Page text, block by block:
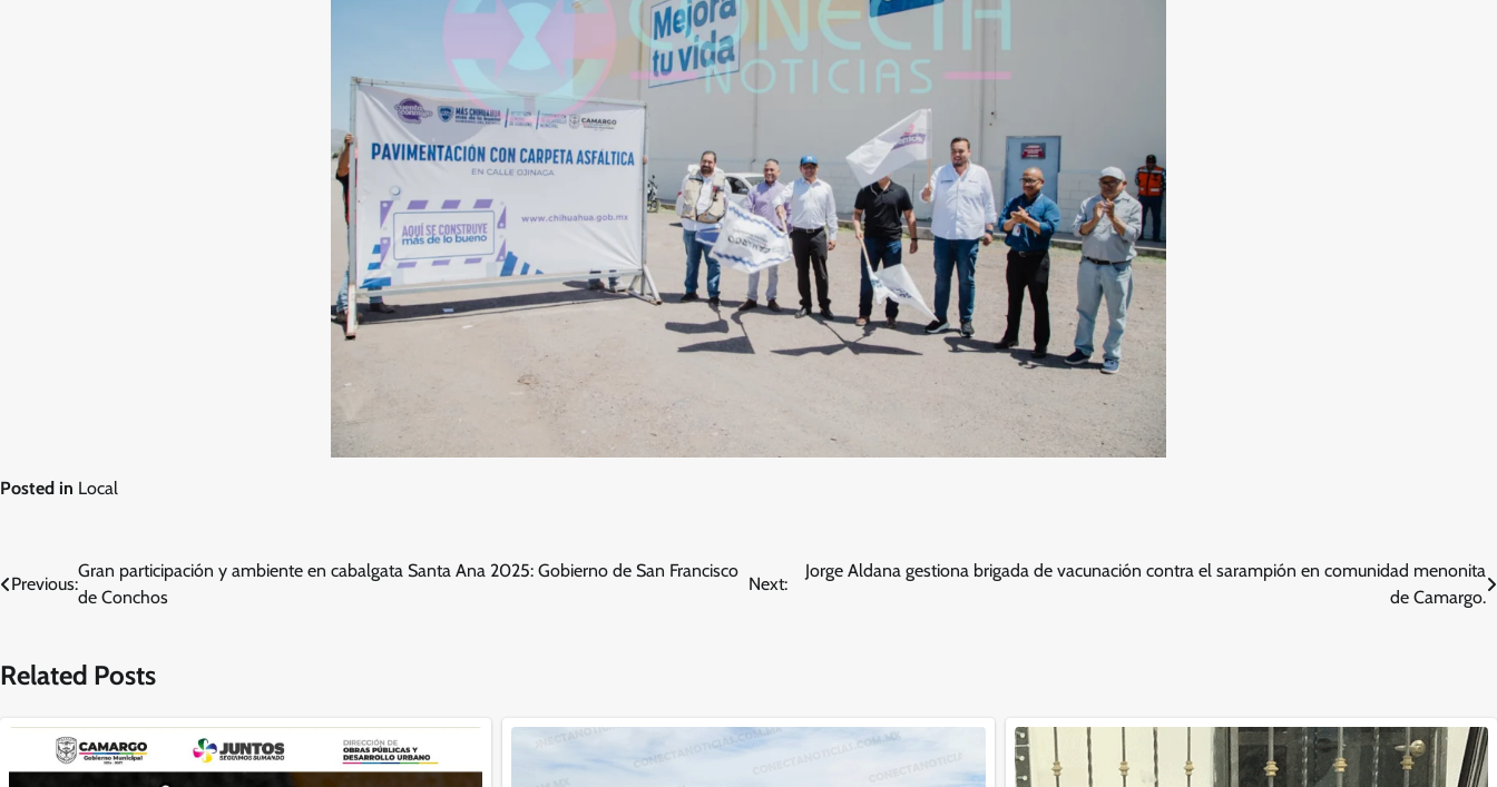
Posted in Local
Navegación
entradas
Previous:
Gran participación y ambiente en cabalgata Santa Ana 2025: Gobierno de San Francisco
de Conchos
Next:
Jorge Aldana gestiona brigada de vacunación contra el sarampión en comunidad menonita
de Camargo.
Related Posts